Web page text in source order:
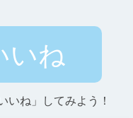
いね
いね」してみよう！